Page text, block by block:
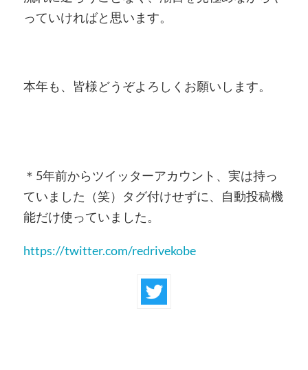
っていければと思います。
本年も、皆様どうぞよろしくお願いします。
＊5年前からツイッターアカウント、実は持っ
ていました（笑）タグ付けせずに、自動投稿機
能だけ使っていました。
https://twitter.com/redrivekobe